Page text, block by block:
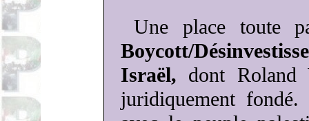
Une place toute
Boycott/
Israël, dont Roland
juridiquement